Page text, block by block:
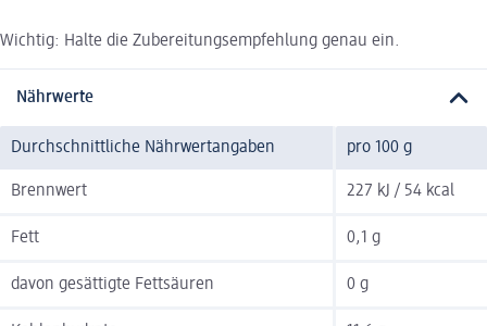
Wichtig: Halte die Zubereitungsempfehlung genau ein.
Nährwerte
Durchschnittliche Nährwertangaben pro 100 g
Brennwert 227 kJ / 54 kcal
Fett 0,1 g
davon gesättigte Fettsäuren 0 g